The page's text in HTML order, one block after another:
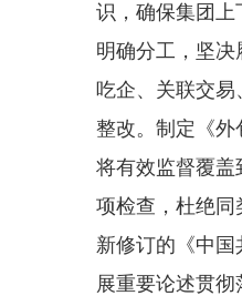
识，确保集团
明确分工，坚决
吃企、关联交易
整改。制定《外
将有效监督覆
项检查，杜绝同
新修订的《中
展重要论述贯